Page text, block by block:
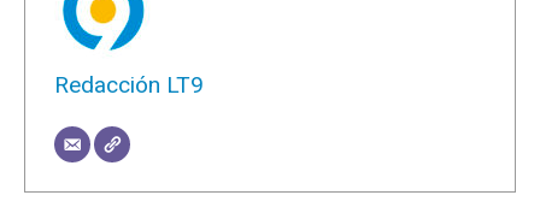
Redacción LT9